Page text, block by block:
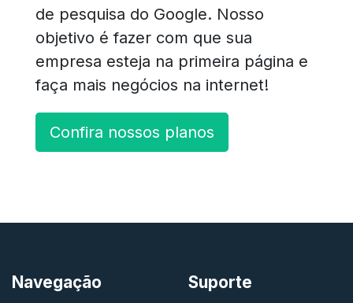
de pesquisa do Google. Nosso
objetivo é fazer com que sua
empresa esteja na primeira página e
faça mais negócios na internet!
Confira nossos planos
Navegação Suporte